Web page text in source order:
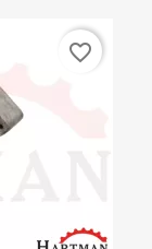
favorite_border